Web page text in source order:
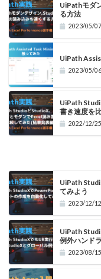
UiPathモダ
る方法
2023/05/07
UiPath
2023/05/06
UiPath
書き速度を
2022/12/25
UiPath
てみよう
2023/12/12
UiPath
例外ハンド
2023/08/15